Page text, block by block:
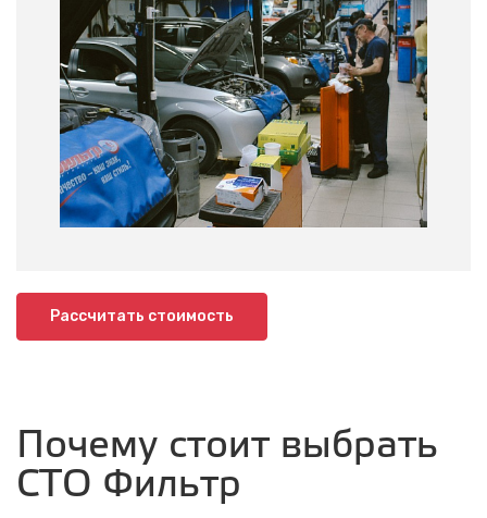
Рассчитать стоимость
Почему стоит выбрать
СТО Фильтр